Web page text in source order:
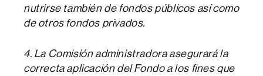
nutrirse también de fondos públicos así como
de otros fondos privados.
4. La Comisión administradora asegurará la
correcta aplicación del Fondo a los fines que